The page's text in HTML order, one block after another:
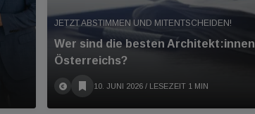
JETZT ABSTIMMEN UND MITENTSCHEIDEN!
Wer sind die besten Architekt:innen
Österreichs?
10. JUNI 2026 / LESEZEIT 1 MIN